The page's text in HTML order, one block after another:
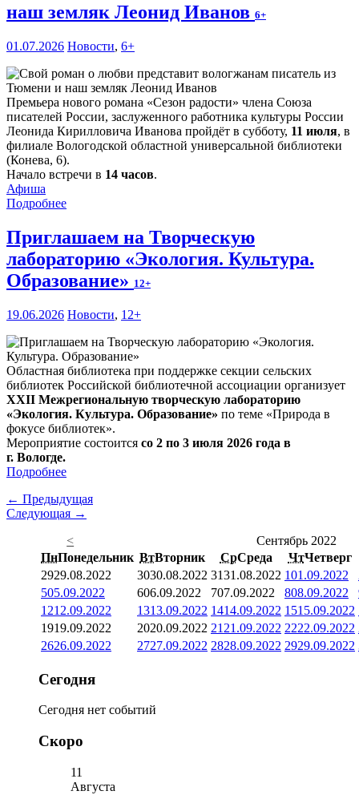
наш земляк Леонид Иванов 6+
01.07.2026 Новости, 6+
Премьера нового романа «Сезон радости» члена Союза
писателей России, заслуженного работника культуры России
Леонида Кирилловича Иванова пройдёт в субботу, 11 июля, в
филиале Вологодской областной универсальной библиотеки
(Конева, 6).
Начало встречи в 14 часов.
Афиша
Подробнее
Приглашаем на Творческую
лабораторию «Экология. Культура.
Образование» 12+
19.06.2026 Новости, 12+
Областная библиотека при поддержке секции сельских
библиотек Российской библиотечной ассоциации организует
XXII Межрегиональную творческую лабораторию
«Экология. Культура. Образование» по теме «Природа в
фокусе библиотек».
Мероприятие состоится со 2 по 3 июля 2026 года в
г. Вологде.
Подробнее
← Предыдущая
Следующая →
<
Сентябрь 2022
ПнПонедельник ВтВторник СрСреда ЧтЧетверг
2929.08.2022 3030.08.2022 3131.08.2022 101.09.2022
505.09.2022 606.09.2022 707.09.2022 808.09.2022
1212.09.2022 1313.09.2022 1414.09.2022 1515.09.2022
1919.09.2022 2020.09.2022 21 21.09.2022 2222.09.2022
2626.09.2022 2727.09.2022 2828.09.2022 2929.09.2022
Сегодня
Сегодня нет событий
Скоро
11
Августа